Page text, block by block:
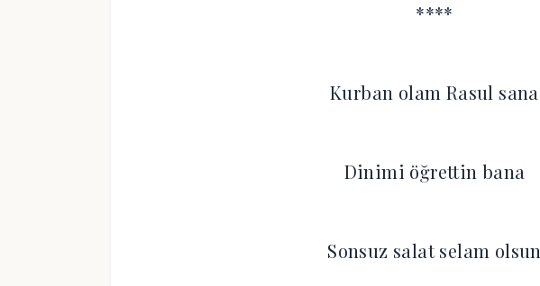
****
Kurban olam Rasul sana
Dinimi öğrettin bana
Sonsuz salat selam olsun